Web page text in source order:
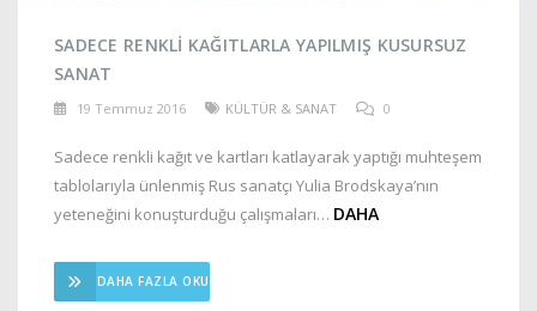
SADECE RENKLI KAĞITLARLA YAPILMIŞ KUSURSUZ
SANAT
19 Temmuz 2016 KÜLTÜR & SANAT 0
Sadece renkli kağıt ve kartları katlayarak yaptığı muhteşem
tablolarıyla ünlenmiş Rus sanatçı Yulia Brodskaya’nın
yeteneğini konuşturduğu çalışmaları… DAHA
DAHA FAZLA OKU